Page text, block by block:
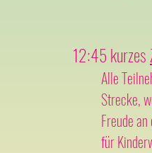
12:45 kurzes
Alle
Strecke,
Freude
für